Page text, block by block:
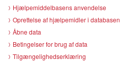
Hjælpemiddelbasens anvendelse
Oprettelse af hjælpemidler i databasen
Åbne data
Betingelser for brug af data
Tilgængelighedserklæring